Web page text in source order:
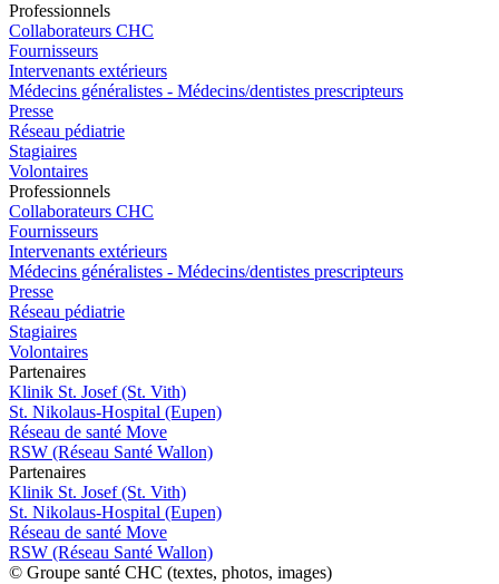
Professionnels
Collaborateurs CHC
Fournisseurs
Intervenants extérieurs
Médecins généralistes - Médecins/dentistes prescripteurs
Presse
Réseau pédiatrie
Stagiaires
Volontaires
Professionnels
Collaborateurs CHC
Fournisseurs
Intervenants extérieurs
Médecins généralistes - Médecins/dentistes prescripteurs
Presse
Réseau pédiatrie
Stagiaires
Volontaires
Partenaires
Klinik St. Josef (St. Vith)
St. Nikolaus-Hospital (Eupen)
Réseau de santé Move
RSW (Réseau Santé Wallon)
Partenaires
Klinik St. Josef (St. Vith)
St. Nikolaus-Hospital (Eupen)
Réseau de santé Move
RSW (Réseau Santé Wallon)
© Groupe santé CHC (textes, photos, images)